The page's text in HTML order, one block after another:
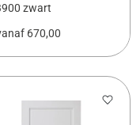
zwart
670,00